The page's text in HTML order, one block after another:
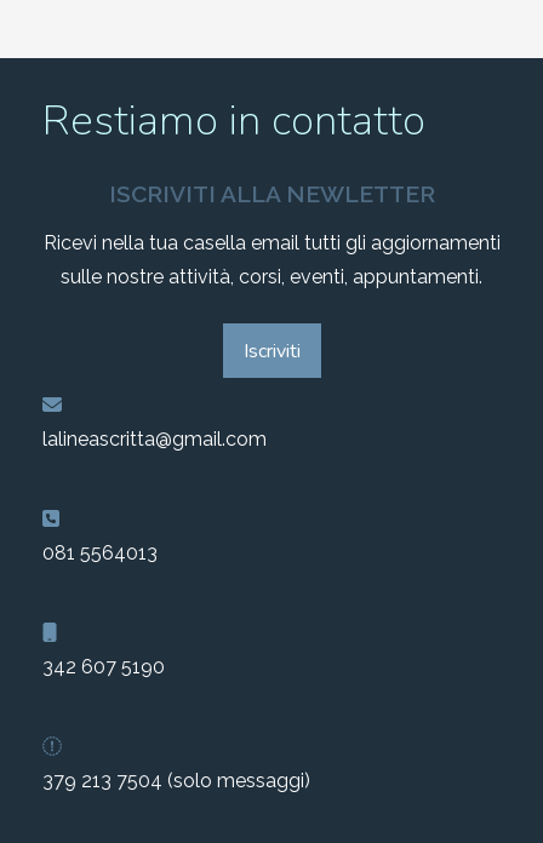
Restiamo in contatto
ISCRIVITI ALLA NEWLETTER
Ricevi nella tua casella email tutti gli aggiornamenti
sulle nostre attività, corsi, eventi, appuntamenti.
Iscriviti
lalineascritta@gmail.com
081 5564013
342 607 5190
379 213 7504 (solo messaggi)